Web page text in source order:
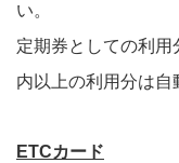
い。
定期券としての利
内以上の利用分は自
ETCカード